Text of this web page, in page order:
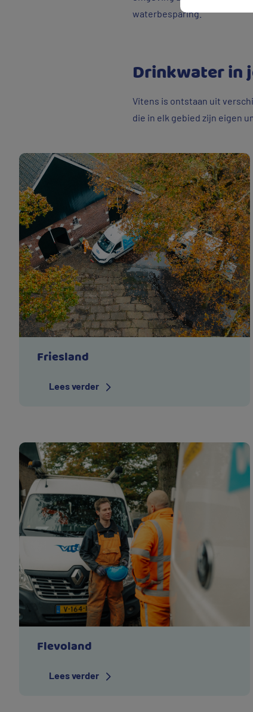
waterbesparing.
Drinkwater in
Vitens is ontstaan uit
die in elk gebied zijn eigen
Friesland
Lees verder
Flevoland
Lees verder